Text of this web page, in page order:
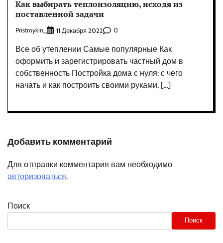
Как выбирать теплоизоляцию, исходя из
поставленной задачи
Pristroykin_ 11 Декабря 2022 0
Все об утеплении Самые популярные Как
оформить и зарегистрировать частный дом в
собственность Постройка дома с нуля: с чего
начать и как построить своими руками, […]
Добавить комментарий
Для отправки комментария вам необходимо
авторизоваться.
Поиск
Поиск